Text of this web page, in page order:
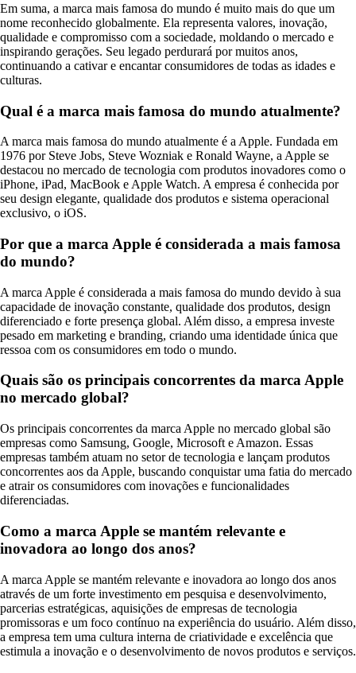
Em suma, a marca mais famosa do mundo é muito mais do que um
nome reconhecido globalmente. Ela representa valores, inovação,
qualidade e compromisso com a sociedade, moldando o mercado e
inspirando gerações. Seu legado perdurará por muitos anos,
continuando a cativar e encantar consumidores de todas as idades e
culturas.
Qual é a marca mais famosa do mundo atualmente?
A marca mais famosa do mundo atualmente é a Apple. Fundada em
1976 por Steve Jobs, Steve Wozniak e Ronald Wayne, a Apple se
destacou no mercado de tecnologia com produtos inovadores como o
iPhone, iPad, MacBook e Apple Watch. A empresa é conhecida por
seu design elegante, qualidade dos produtos e sistema operacional
exclusivo, o iOS.
Por que a marca Apple é considerada a mais famosa
do mundo?
A marca Apple é considerada a mais famosa do mundo devido à sua
capacidade de inovação constante, qualidade dos produtos, design
diferenciado e forte presença global. Além disso, a empresa investe
pesado em marketing e branding, criando uma identidade única que
ressoa com os consumidores em todo o mundo.
Quais são os principais concorrentes da marca Apple
no mercado global?
Os principais concorrentes da marca Apple no mercado global são
empresas como Samsung, Google, Microsoft e Amazon. Essas
empresas também atuam no setor de tecnologia e lançam produtos
concorrentes aos da Apple, buscando conquistar uma fatia do mercado
e atrair os consumidores com inovações e funcionalidades
diferenciadas.
Como a marca Apple se mantém relevante e
inovadora ao longo dos anos?
A marca Apple se mantém relevante e inovadora ao longo dos anos
através de um forte investimento em pesquisa e desenvolvimento,
parcerias estratégicas, aquisições de empresas de tecnologia
promissoras e um foco contínuo na experiência do usuário. Além disso,
a empresa tem uma cultura interna de criatividade e excelência que
estimula a inovação e o desenvolvimento de novos produtos e serviços.